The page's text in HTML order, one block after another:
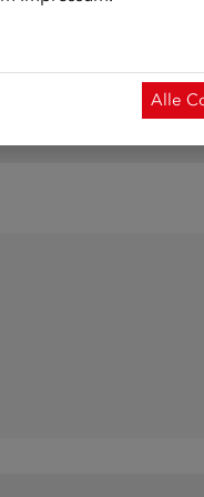
Die Anmeldung ist
Alle